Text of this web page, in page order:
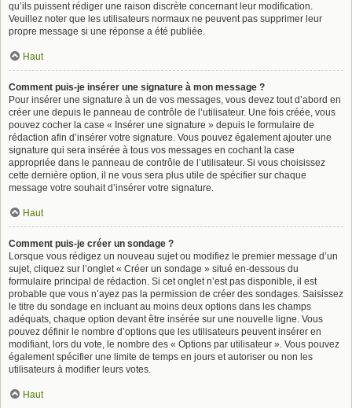
qu’ils puissent rédiger une raison discrète concernant leur modification.
Veuillez noter que les utilisateurs normaux ne peuvent pas supprimer leur
propre message si une réponse a été publiée.
Haut
Comment puis-je insérer une signature à mon message ?
Pour insérer une signature à un de vos messages, vous devez tout d’abord en
créer une depuis le panneau de contrôle de l’utilisateur. Une fois créée, vous
pouvez cocher la case « Insérer une signature » depuis le formulaire de
rédaction afin d’insérer votre signature. Vous pouvez également ajouter une
signature qui sera insérée à tous vos messages en cochant la case
appropriée dans le panneau de contrôle de l’utilisateur. Si vous choisissez
cette dernière option, il ne vous sera plus utile de spécifier sur chaque
message votre souhait d’insérer votre signature.
Haut
Comment puis-je créer un sondage ?
Lorsque vous rédigez un nouveau sujet ou modifiez le premier message d’un
sujet, cliquez sur l’onglet « Créer un sondage » situé en-dessous du
formulaire principal de rédaction. Si cet onglet n’est pas disponible, il est
probable que vous n’ayez pas la permission de créer des sondages. Saisissez
le titre du sondage en incluant au moins deux options dans les champs
adéquats, chaque option devant être insérée sur une nouvelle ligne. Vous
pouvez définir le nombre d’options que les utilisateurs peuvent insérer en
modifiant, lors du vote, le nombre des « Options par utilisateur ». Vous pouvez
également spécifier une limite de temps en jours et autoriser ou non les
utilisateurs à modifier leurs votes.
Haut